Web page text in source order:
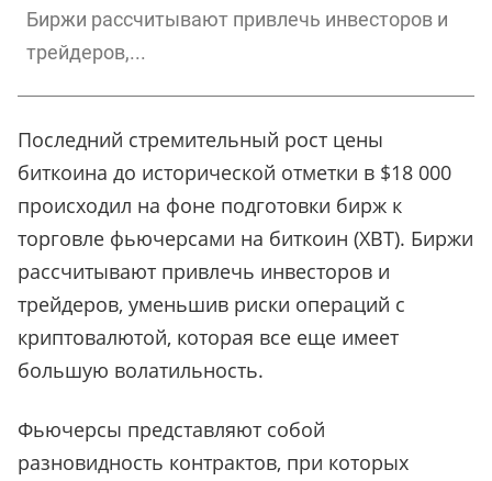
Биржи рассчитывают привлечь инвесторов и
трейдеров,...
Последний стремительный рост цены
биткоина до исторической отметки в $18 000
происходил на фоне подготовки бирж к
торговле фьючерсами на биткоин (XBT). Биржи
рассчитывают привлечь инвесторов и
трейдеров, уменьшив риски операций с
криптовалютой, которая все еще имеет
большую волатильность.
Фьючерсы представляют собой
разновидность контрактов, при которых